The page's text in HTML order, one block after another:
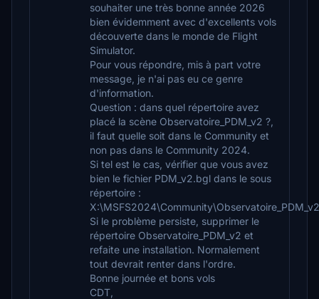
souhaiter une très bonne année 2026
bien évidemment avec d'excellents vols
découverte dans le monde de Flight
Simulator.
Pour vous répondre, mis à part votre
message, je n'ai pas eu ce genre
d'information.
Question : dans quel répertoire avez
placé la scène Observatoire_PDM_v2 ?,
il faut quelle soit dans le Community et
non pas dans le Community 2024.
Si tel est le cas, vérifier que vous avez
bien le fichier PDM_v2.bgl dans le sous
répertoire :
Si le problème persiste, supprimer le
répertoire Observatoire_PDM_v2 et
refaite une installation. Normalement
tout devrait renter dans l'ordre.
Bonne journée et bons vols
CDT,